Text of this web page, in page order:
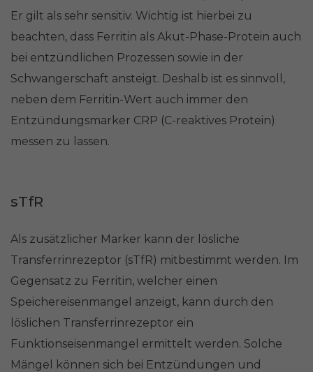
Er gilt als sehr sensitiv. Wichtig ist hierbei zu
beachten, dass Ferritin als Akut-Phase-Protein auch
bei entzündlichen Prozessen sowie in der
Schwangerschaft ansteigt. Deshalb ist es sinnvoll,
neben dem Ferritin-Wert auch immer den
Entzündungsmarker CRP (C-reaktives Protein)
messen zu lassen.
sTfR
Als zusätzlicher Marker kann der lösliche
Transferrinrezeptor (sTfR) mitbestimmt werden. Im
Gegensatz zu Ferritin, welcher einen
Speichereisenmangel anzeigt, kann durch den
löslichen Transferrinrezeptor ein
Funktionseisenmangel ermittelt werden. Solche
Mängel können sich bei Entzündungen und